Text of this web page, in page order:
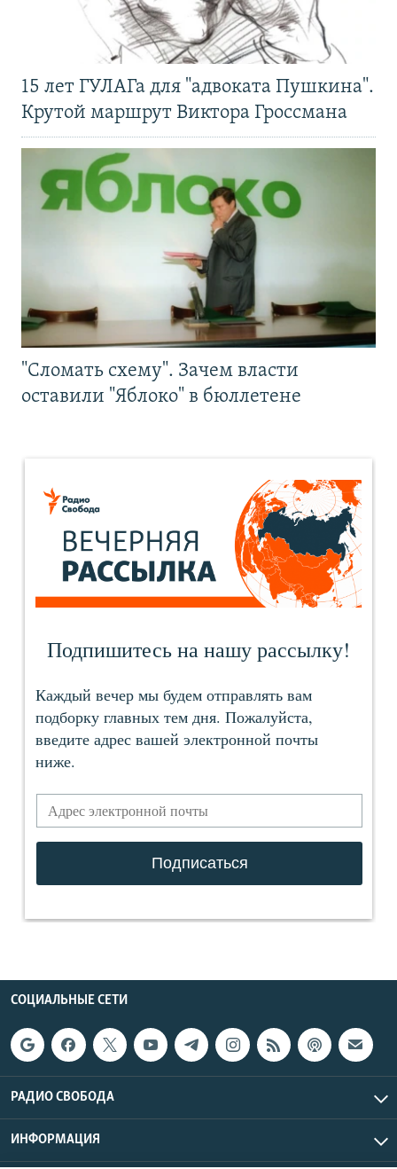
15 лет ГУЛАГа для "адвоката Пушкина".
Крутой маршрут Виктора Гроссмана
"Сломать схему". Зачем власти
оставили "Яблоко" в бюллетене
СОЦИАЛЬНЫЕ СЕТИ
РАДИО СВОБОДА
ИНФОРМАЦИЯ